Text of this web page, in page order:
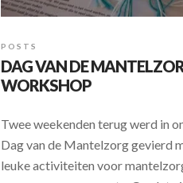
POSTS
DAG VAN DE
WORKSHOP
Twee weekenden terug werd in
Dag van de Mantelzorg gevierd
leuke activiteiten voor